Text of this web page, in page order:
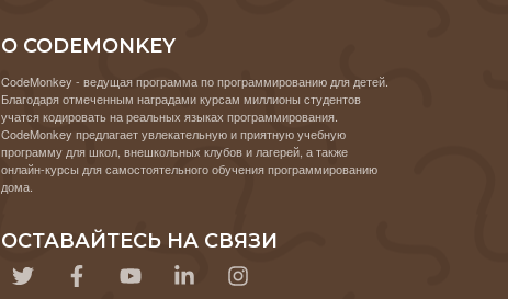
О CODEMONKEY
CodeMonkey - ведущая программа по программированию для детей.
Благодаря отмеченным наградами курсам миллионы студентов
учатся кодировать на реальных языках программирования.
CodeMonkey предлагает увлекательную и приятную учебную
программу для школ, внешкольных клубов и лагерей, а также
онлайн-курсы для самостоятельного обучения программированию
дома.
ОСТАВАЙТЕСЬ НА СВЯЗИ